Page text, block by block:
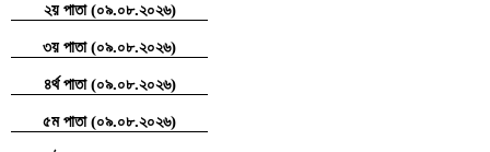
২য় পাতা (০৯.০৮.২০২৬)
৩য় পাতা (০৯.০৮.২০২৬)
৪র্থ পাতা (০৯.০৮.২০২৬)
৫ম পাতা (০৯.০৮.২০২৬)